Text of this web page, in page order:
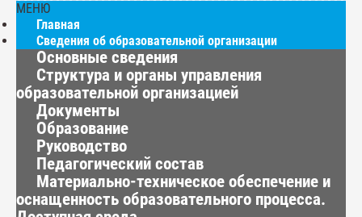
МЕНЮ
Главная
Сведения об образовательной организации
Основные сведения
Структура и органы управления
образовательной организацией
Документы
Образование
Руководство
Педагогический состав
Материально-техническое обеспечение и
оснащенность образовательного процесса.